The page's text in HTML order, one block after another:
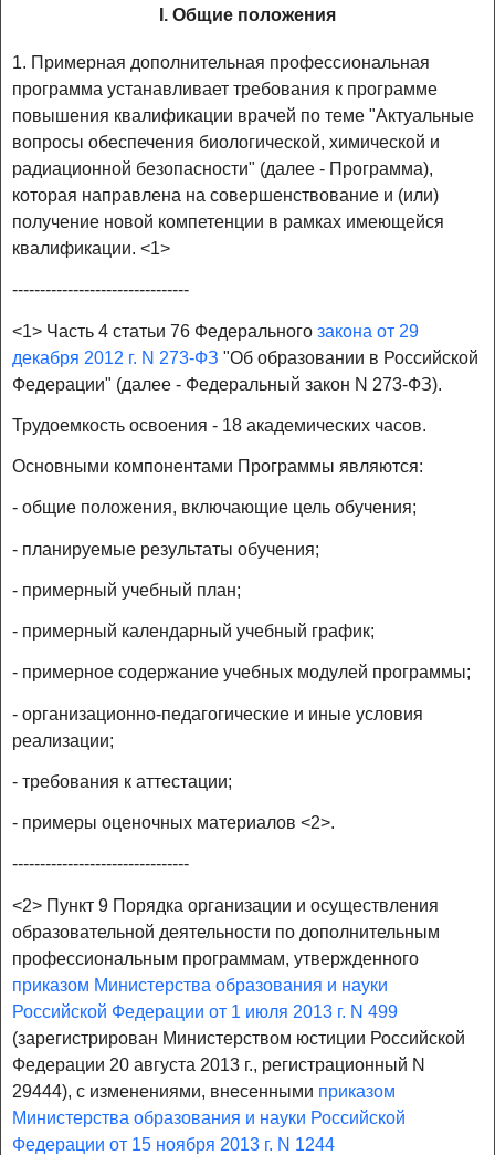
I. Общие положения
1. Примерная дополнительная профессиональная
программа устанавливает требования к программе
повышения квалификации врачей по теме "Актуальные
вопросы обеспечения биологической, химической и
радиационной безопасности" (далее - Программа),
которая направлена на совершенствование и (или)
получение новой компетенции в рамках имеющейся
квалификации. <1>
--------------------------------
<1> Часть 4 статьи 76 Федерального закона от 29
декабря 2012 г. N 273-ФЗ "Об образовании в Российской
Федерации" (далее - Федеральный закон N 273-ФЗ).
Трудоемкость освоения - 18 академических часов.
Основными компонентами Программы являются:
- общие положения, включающие цель обучения;
- планируемые результаты обучения;
- примерный учебный план;
- примерный календарный учебный график;
- примерное содержание учебных модулей программы;
- организационно-педагогические и иные условия
реализации;
- требования к аттестации;
- примеры оценочных материалов <2>.
--------------------------------
<2> Пункт 9 Порядка организации и осуществления
образовательной деятельности по дополнительным
профессиональным программам, утвержденного
приказом Министерства образования и науки
Российской Федерации от 1 июля 2013 г. N 499
(зарегистрирован Министерством юстиции Российской
Федерации 20 августа 2013 г., регистрационный N
29444), с изменениями, внесенными приказом
Министерства образования и науки Российской
Федерации от 15 ноября 2013 г. N 1244